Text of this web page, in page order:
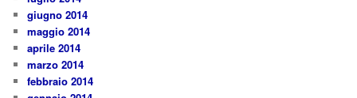
giugno 2014
maggio 2014
aprile 2014
marzo 2014
febbraio 2014